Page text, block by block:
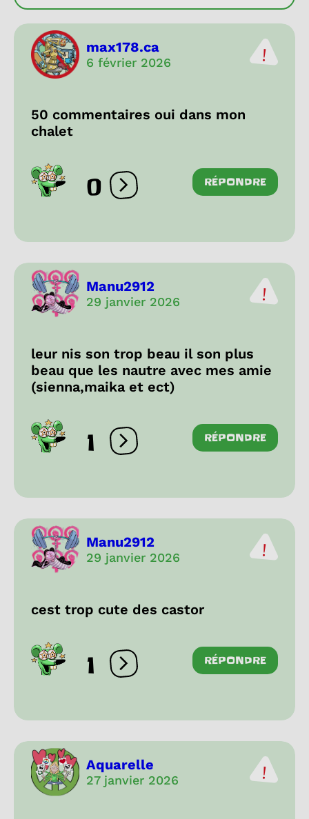
max178.ca
6 février 2026
50 commentaires oui dans mon
chalet
0 Ouvrir les réactions
RÉPONDRE
Manu2912
29 janvier 2026
leur nis son trop beau il son plus
beau que les nautre avec mes amie
(sienna,maika et ect)
1 Ouvrir les réactions
RÉPONDRE
Manu2912
29 janvier 2026
cest trop cute des castor
1 Ouvrir les réactions
RÉPONDRE
Aquarelle
27 janvier 2026